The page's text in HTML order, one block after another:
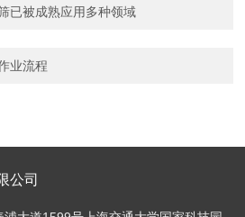
已被成熟应用多种领域
业流程
公司